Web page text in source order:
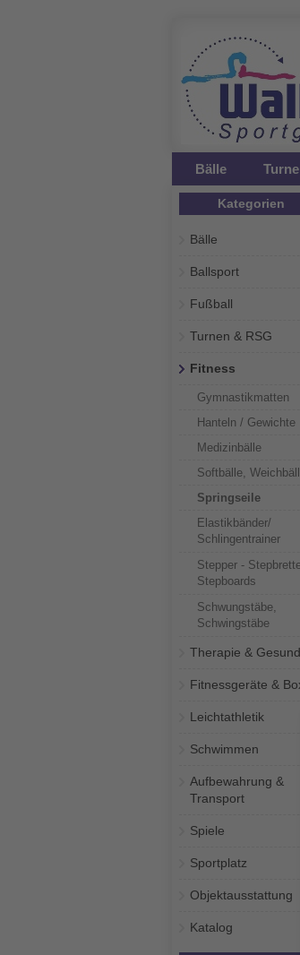
Bälle
Kategorien
Bälle
Ballsport
Fußball
Turnen & RSG
Fitness
Gymnastikmatten
Hanteln / Gewichte
Medizinbälle
Softbälle,
Springseile
Elastikbänder/
Schlingentrainer
Stepper -
Stepboards
Schwungstäbe,
Schwingstäbe
Therapie &
Fitnessgeräte &
Leichtathletik
Schwimmen
Aufbewahrung &
Transport
Spiele
Sportplatz
Objektausstattung
Katalog